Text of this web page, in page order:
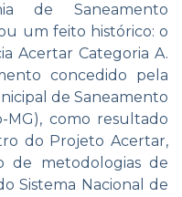
de Saneamento
um feito histórico: o
Acertar Categoria A.
concedido pela
de Saneamento
MG), como resultado
do Projeto Acertar,
de metodologias de
Sistema Nacional de